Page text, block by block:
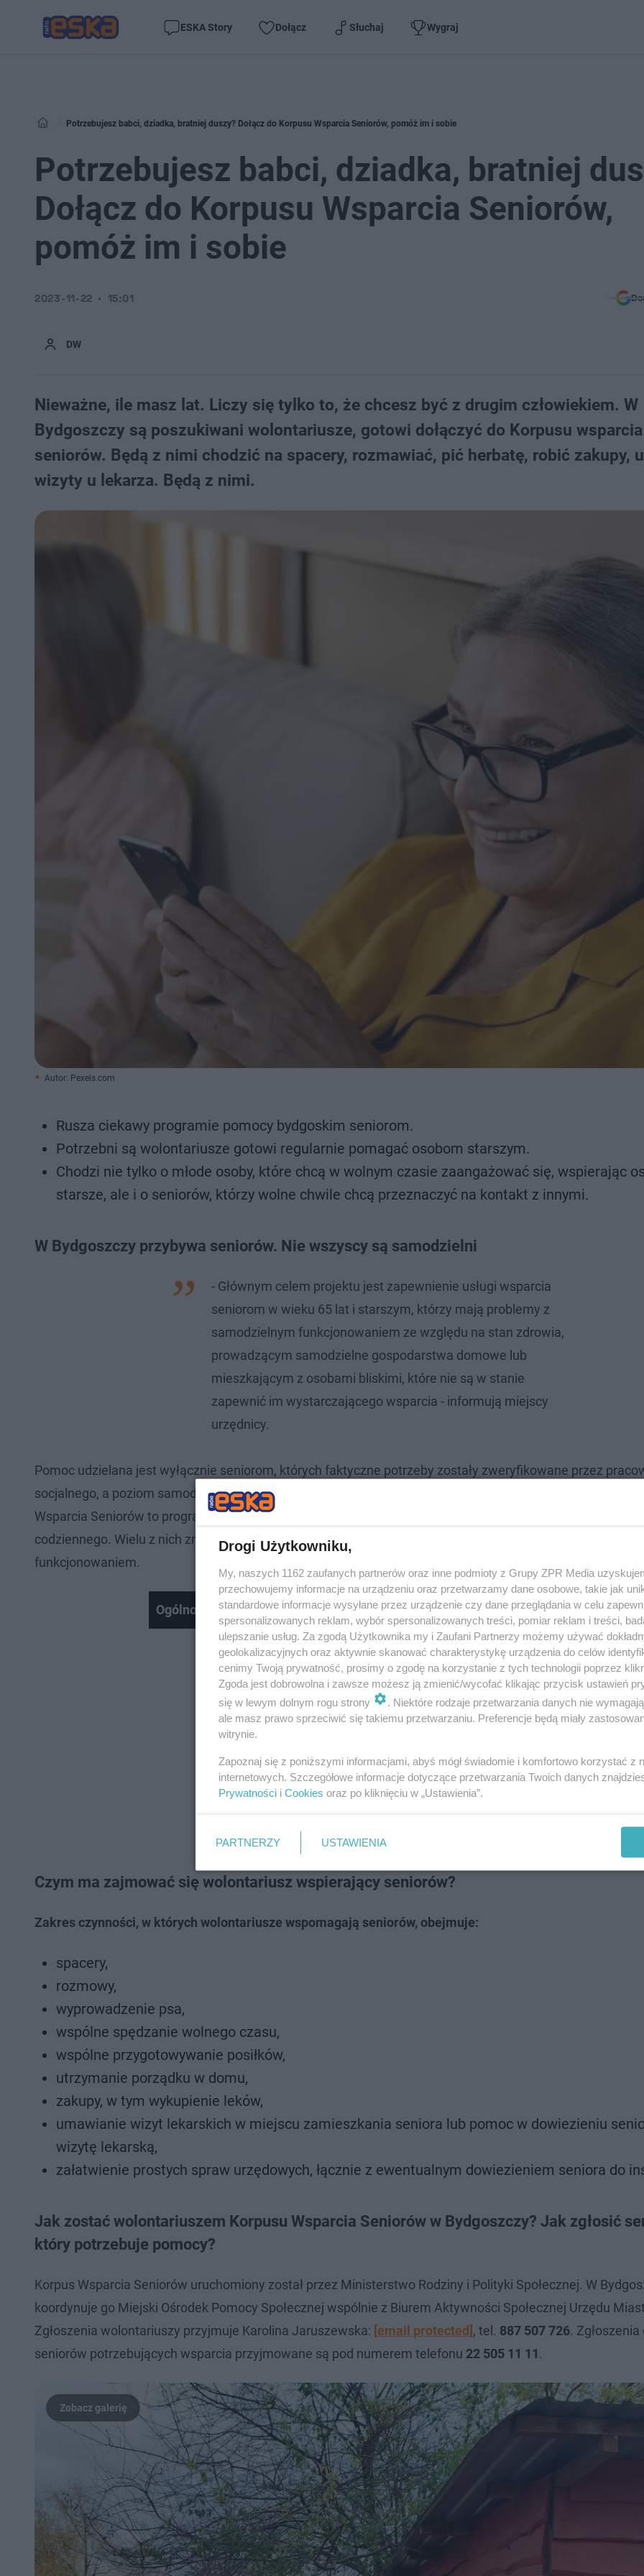
ESKA Story Dołącz Słuchaj Wygraj
Potrzebujesz babci, dziadka, bratniej duszy? Dołącz do Korpusu Wsparcia Seniorów, pomóż im i sobie
Potrzebujesz babci, dziadka, bratniej
Dołącz do Korpusu Wsparcia Seniorów,
pomóż im i sobie
DW
2023-11-22 15:01
Nieważne, ile masz lat. Liczy się tylko to, że chcesz być z drugim człowiekiem. W
Bydgoszczy są poszukiwani wolontariusze, gotowi dołączyć do Korpusu wsparcia
seniorów. Będą z nimi chodzić na spacery, rozmawiać, pić herbatę, robić zakupy,
wizyty u lekarza. Będą z nimi.
Autor: Pexels.com
Rusza ciekawy programie pomocy bydgoskim seniorom.
Potrzebni są wolontariusze gotowi regularnie pomagać osobom starszym.
Chodzi nie tylko o młode osoby, które chcą w wolnym czasie zaangażować się, wspierając
starsze, ale i o seniorów, którzy wolne chwile chcą przeznaczyć na kontakt z innymi.
W Bydgoszczy przybywa seniorów. Nie wszyscy są samodzielni
- Głównym celem projektu jest zapewnienie usługi wsparcia
seniorom w wieku 65 lat i starszym, którzy mają problemy z
samodzielnym funkcjonowaniem ze względu na stan zdrowia,
prowadzącym samodzielne gospodarstwa domowe lub
mieszkającym z osobami bliskimi, które nie są w stanie
zapewnić im wystarczającego wsparcia - informują miejscy
urzędnicy.
Pomoc udzielana jest wyłącznie seniorom, których faktyczne potrzeby zostały zweryfikowane przez
socjalnego, a poziom samodzielności osoby wspieranej nie wymaga usług i umiejętności
Wsparcia Seniorów to program, w którym wolontariusze pomagają osobom starszym w prostych
codziennego. Wielu z nich zmaga się z samotnością, złym stanem zdrowia czy problemami z
funkcjonowaniem.
Ogólnopolski trening kalisteniki w Bydgoszczy
Czym ma zajmować się wolontariusz wspierający seniorów?
Zakres czynności, w których wolontariusze wspomagają seniorów, obejmuje:
spacery,
rozmowy,
wyprowadzenie psa,
wspólne spędzanie wolnego czasu,
wspólne przygotowywanie posiłków,
utrzymanie porządku w domu,
zakupy, w tym wykupienie leków,
umawianie wizyt lekarskich w miejscu zamieszkania seniora lub pomoc w dowiezieniu
wizytę lekarską,
załatwienie prostych spraw urzędowych, łącznie z ewentualnym dowiezieniem seniora do
Jak zostać wolontariuszem Korpusu Wsparcia Seniorów w Bydgoszczy? Jak zgłosić
który potrzebuje pomocy?
Korpus Wsparcia Seniorów uruchomiony został przez Ministerstwo Rodziny i Polityki Społecznej. W
koordynuje go Miejski Ośrodek Pomocy Społecznej wspólnie z Biurem Aktywności Społecznej Urzędu
Zgłoszenia wolontariuszy przyjmuje Karolina Jaruszewska: [email protected] , tel. 887 507 726. Zgłoszenia
seniorów potrzebujących wsparcia przyjmowane są pod numerem telefonu 22 505 11 11.
Drogi Użytkowniku,
My, naszych 1162 zaufanych partnerów oraz inne podmioty z Grupy ZPR Media
przechowujemy informacje na urządzeniu oraz przetwarzamy dane osobowe, takie jak
standardowe informacje wysyłane przez urządzenie czy dane przeglądania w celu
spersonalizowanych reklam, wybór spersonalizowanych treści, pomiar reklam i treści,
ulepszanie usług. Za zgodą Użytkownika my i Zaufani Partnerzy możemy używać
geolokalizacyjnych oraz aktywnie skanować charakterystykę urządzenia do celów
cenimy Twoją prywatność, prosimy o zgodę na korzystanie z tych technologii poprzez
Zgoda jest dobrowolna i zawsze możesz ją zmienić/wycofać klikając przycisk ustawień
się w lewym dolnym rogu strony
. Niektóre rodzaje przetwarzania danych nie
ale masz prawo sprzeciwić się takiemu przetwarzaniu. Preferencje będą miały
witrynie.
Zapoznaj się z poniższymi informacjami, abyś mógł świadomie i komfortowo korzystać z
internetowych. Szczegółowe informacje dotyczące przetwarzania Twoich danych
Prywatności i Cookies oraz po kliknięciu w „Ustawienia”.
PARTNERZY USTAWIENIA